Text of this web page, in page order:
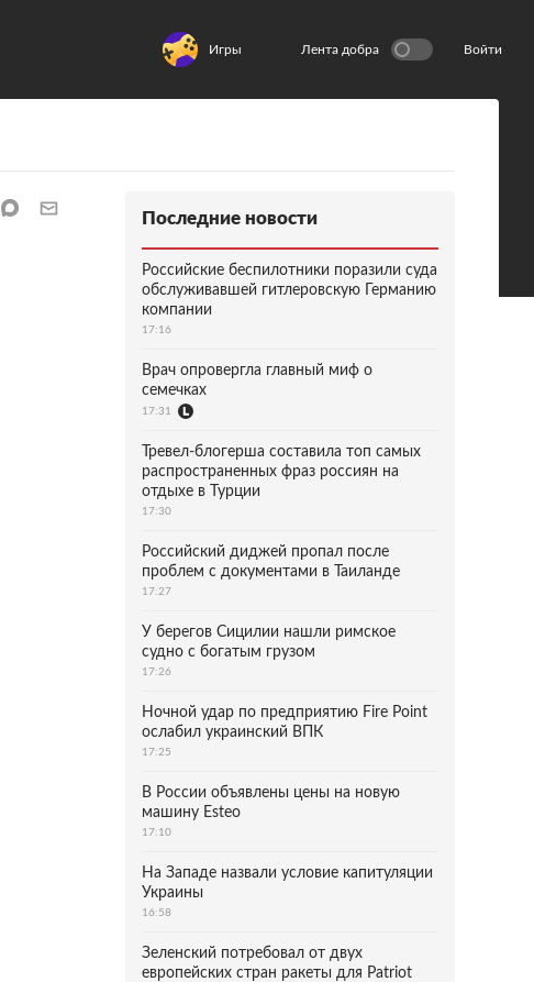
Игры Лента добра Войти
Последние новости
Российские беспилотники поразили суда
обслуживавшей гитлеровскую Германию
компании
17:16
Врач опровергла главный миф о
семечках
17:31
Тревел-блогерша составила топ самых
распространенных фраз россиян на
отдыхе в Турции
17:30
Российский диджей пропал после
проблем с документами в Таиланде
17:27
У берегов Сицилии нашли римское
судно с богатым грузом
17:26
Ночной удар по предприятию Fire Point
ослабил украинский ВПК
17:25
В России объявлены цены на новую
машину Esteo
17:10
На Западе назвали условие капитуляции
Украины
16:58
Зеленский потребовал от двух
европейских стран ракеты для Patriot